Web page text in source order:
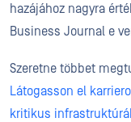
hazájához nagyra
Business Journal e
Szeretne többet
Látogasson el
kritikus